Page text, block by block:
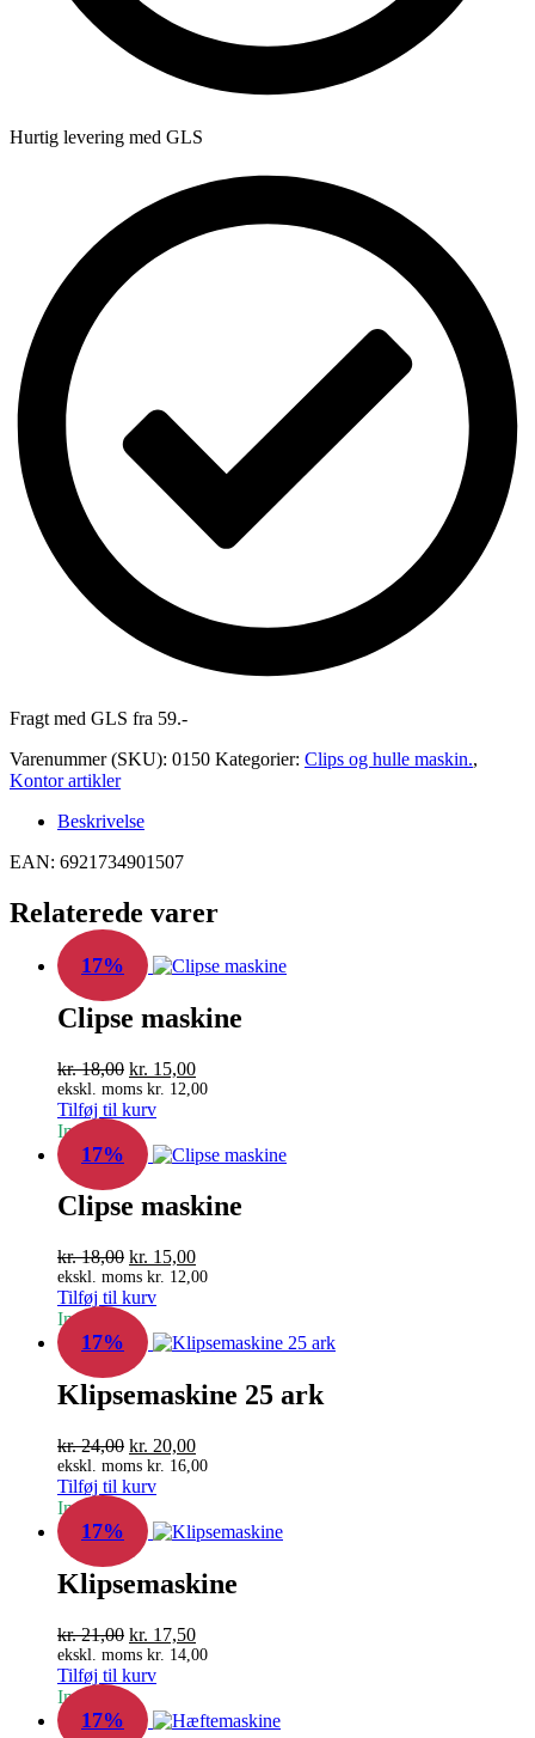
Hurtig levering med GLS
Fragt med GLS fra 59.-
Varenummer (SKU): 0150 Kategorier: Clips og hulle maskin.,
Kontor artikler
Beskrivelse
EAN: 6921734901507
Relaterede varer
17%
Clipse maskine
kr.18,00 Den
oprindelige
pris
var:
kr. 18,00.
kr. 15,00Den
aktuelle
kr. 15,00.
ekskl. moms kr. 12,00
Tilføj til kurv
In Stock
17%
Clipse maskine
kr.18,00 Den
oprindelige
pris
var:
kr. 18,00.
kr. 15,00Den
aktuelle
kr. 15,00.
ekskl. moms kr. 12,00
Tilføj til kurv
In Stock
17%
Klipsemaskine 25 ark
kr.24,00 Den
oprindelige
pris
var:
kr. 24,00.
kr. 20,00Den
aktuelle
kr. 20,00.
ekskl. moms kr. 16,00
Tilføj til kurv
In Stock
17%
Klipsemaskine
kr.21,00 Den
oprindelige
pris
var:
kr. 21,00.
kr. 17,50Den
aktuelle
kr. 17,50.
ekskl. moms kr. 14,00
Tilføj til kurv
In Stock
17%